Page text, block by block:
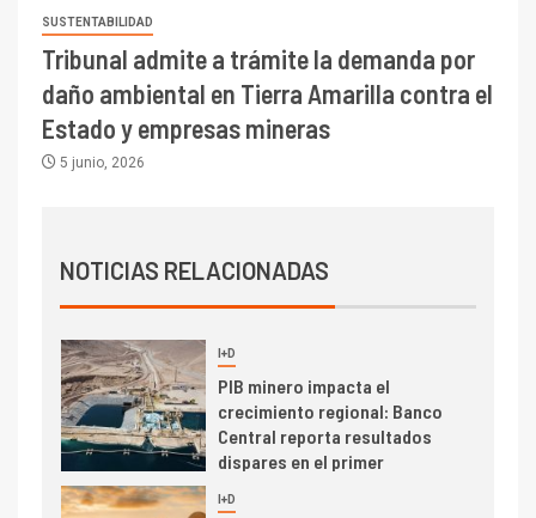
SUSTENTABILIDAD
Tribunal admite a trámite la demanda por
daño ambiental en Tierra Amarilla contra el
Estado y empresas mineras
5 junio, 2026
NOTICIAS RELACIONADAS
1 I+D
Codelco Ventanas prueba
camión 100% eléctrico para
transportar cátodos al Puerto
Producción minera en mayo de
2026 cae 10,6%
3 I+D
PIB minero impacta el
crecimiento regional: Banco
Central reporta resultados
dispares en el primer
4 I+D